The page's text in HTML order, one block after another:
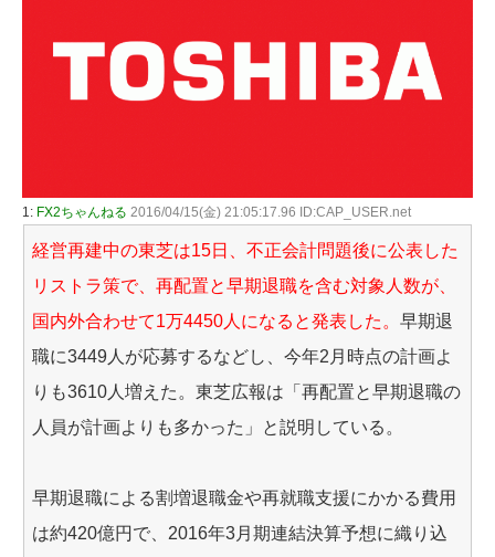
1: FX2ちゃんねる 2016/04/15(金) 21:05:17.96 ID:CAP_USER.net
経営再建中の東芝は15日、不正会計問題後に公表した
リストラ策で、再配置と早期退職を含む対象人数が、
国内外合わせて1万4450人になると発表した。 早期退
職に3449人が応募するなどし、今年2月時点の計画よ
りも3610人増えた。東芝広報は「再配置と早期退職の
人員が計画よりも多かった」と説明している。
早期退職による割増退職金や再就職支援にかかる費用
は約420億円で、2016年3月期連結決算予想に織り込